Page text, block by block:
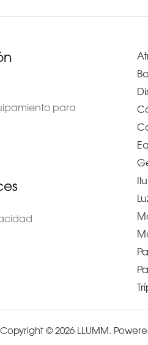
para
Copyright © 2026 LLUMM.